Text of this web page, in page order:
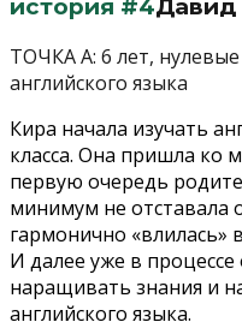
история #4Давид
ТОЧКА А: 6 лет,
английского языка
Кира начала изучать
класса. Она пришла ко
первую очередь
минимум не
гармонично «влилась»
И далее уже в
наращивать знания и
английского языка.